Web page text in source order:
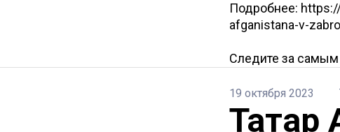
Подробнее:
afganistana-v-
Следите за
19 октября 2023
Татар